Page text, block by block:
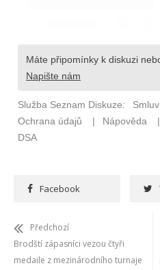
Facebook
Předchozí
Brodští zápasníci vezou čtyři
medaile z mezinárodního turnaje